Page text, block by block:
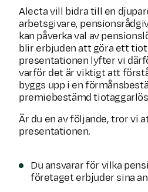
Alecta vill bidra till en
arbetsgivare,
kan påverka val av
blir erbjuden att göra ett
presentationen lyfter vi
varför det är viktigt att
byggs upp i en
premiebestämd
Är du en av följande, tror vi
presentationen.
Du ansvarar för vilka
företaget erbjuder sina